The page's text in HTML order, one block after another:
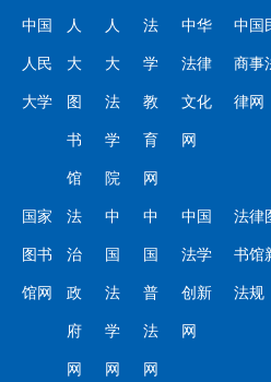
中国
人民
大学
人
大
图
书
馆
人
大
法
学
院
法
学
教
育
网
中华
法律
文化
网
中国
商事
律网
国家
图书
馆网
法
治
政
府
网
中
国
法
学
网
中
国
普
法
网
中国
法学
创新
网
法律
书馆
法规